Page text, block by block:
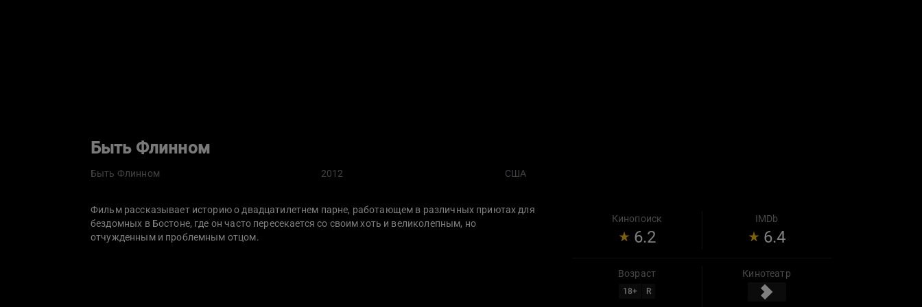
Быть Флинном
Быть Флинном 2012 США
Фильм рассказывает историю о двадцатилетнем парне, работающем в различных приютах для
бездомных в Бостоне, где он часто пересекается со своим хоть и великолепным, но
отчужденным и проблемным отцом.
Кинопоиск
6.2
IMDb
6.4
Возраст
18+ R
Кинотеатр